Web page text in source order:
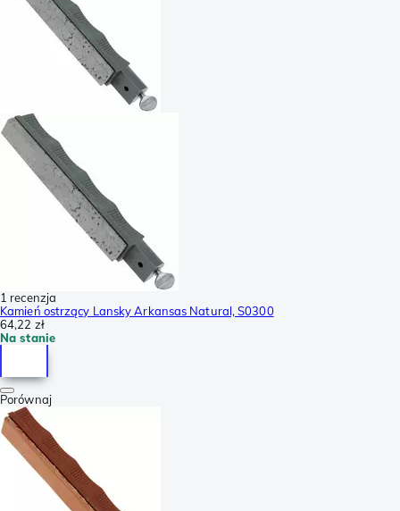
1 recenzja
Kamień ostrzący Lansky Arkansas Natural, S0300
64,22 zł
Na stanie
Porównaj